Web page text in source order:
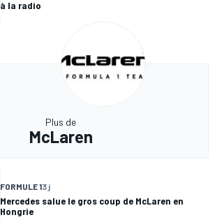
à la radio
Plus de
McLaren
FORMULE 13 j
Mercedes salue le gros coup de McLaren en
Hongrie